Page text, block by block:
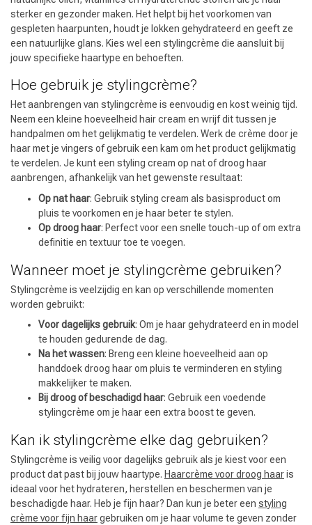
Keuze van onze Kappers
sterker en gezonder maken. Het helpt bij het voorkomen van
gespleten haarpunten, houdt je lokken gehydrateerd en geeft ze
een natuurlijke glans. Kies wel een stylingcrème die aansluit bij
jouw specifieke haartype en behoeften.
Hoe gebruik je stylingcrème?
Het aanbrengen van stylingcrème is eenvoudig en kost weinig tijd.
Neem een kleine hoeveelheid hair cream en wrijf dit tussen je
handpalmen om het gelijkmatig te verdelen. Werk de crème door je
haar met je vingers of gebruik een kam om het product gelijkmatig
te verdelen. Je kunt een styling cream op nat of droog haar
aanbrengen, afhankelijk van het gewenste resultaat:
Op nat haar: Gebruik styling cream als basisproduct om
pluis te voorkomen en je haar beter te stylen.
Op droog haar: Perfect voor een snelle touch-up of om extra
definitie en textuur toe te voegen.
Wanneer moet je stylingcrème gebruiken?
Stylingcrème is veelzijdig en kan op verschillende momenten
worden gebruikt:
Voor dagelijks gebruik: Om je haar gehydrateerd en in model
te houden gedurende de dag.
Na het wassen: Breng een kleine hoeveelheid aan op
handdoek droog haar om pluis te verminderen en styling
makkelijker te maken.
Bij droog of beschadigd haar: Gebruik een voedende
stylingcrème om je haar een extra boost te geven.
Kan ik stylingcrème elke dag gebruiken?
Stylingcrème is veilig voor dagelijks gebruik als je kiest voor een
product dat past bij jouw haartype. Haarcrème voor droog haaris
ideaal voor het hydrateren, herstellen en beschermen van je
beschadigde haar. Heb je fijn haar? Dan kun je beter een styling
crème voor fijn haargebruiken om je haar volume te geven zonder